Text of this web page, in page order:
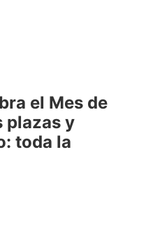
el Mes de
plazas y
toda la